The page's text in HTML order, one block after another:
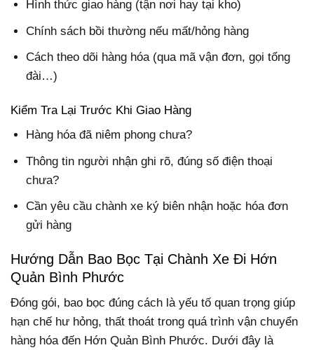
Hình thức giao hàng (tận nơi hay tại kho)
Chính sách bồi thường nếu mất/hỏng hàng
Cách theo dõi hàng hóa (qua mã vận đơn, gọi tổng
đài…)
Kiểm Tra Lại Trước Khi Giao Hàng
Hàng hóa đã niêm phong chưa?
Thông tin người nhận ghi rõ, đúng số điện thoại
chưa?
Cần yêu cầu chành xe ký biên nhận hoặc hóa đơn
gửi hàng
Hướng Dẫn Bao Bọc Tại Chành Xe Đi Hớn
Quản Bình Phước
Đóng gói, bao bọc đúng cách là yếu tố quan trọng giúp
hạn chế hư hỏng, thất thoát trong quá trình vận chuyển
hàng hóa đến Hớn Quản Bình Phước. Dưới đây là